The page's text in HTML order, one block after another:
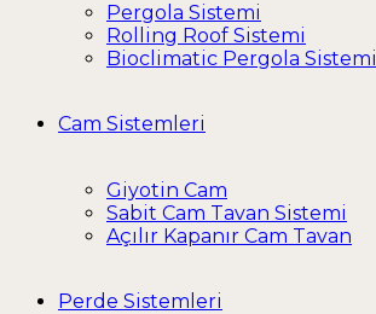
Pergola Sistemi
Rolling Roof Sistemi
Bioclimatic Pergola Sistemi
Cam Sistemleri
Giyotin Cam
Sabit Cam Tavan Sistemi
Açılır Kapanır Cam Tavan
Perde Sistemleri